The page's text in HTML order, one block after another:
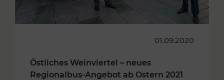
01.09.2020
Östliches Weinviertel – neues
Regionalbus-Angebot ab Ostern 2021